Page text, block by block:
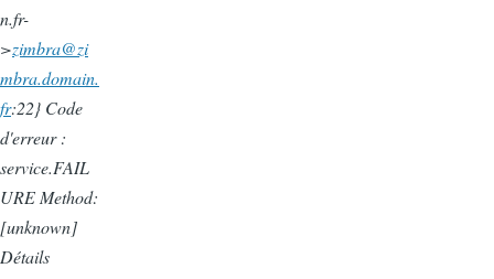
n.fr-
>zimbra@zi
mbra.domain.
fr:22} Code
d'erreur :
service.FAIL
URE Method:
[unknown]
Détails